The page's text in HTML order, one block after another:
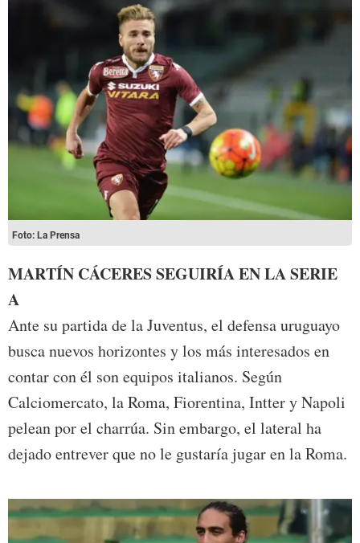
Foto: La Prensa
MARTÍN CÁCERES SEGUIRÍA EN LA SERIE
A
Ante su partida de la Juventus, el defensa uruguayo
busca nuevos horizontes y los más interesados en
contar con él son equipos italianos. Según
Calciomercato, la Roma, Fiorentina, Intter y Napoli
pelean por el charrúa. Sin embargo, el lateral ha
dejado entrever que no le gustaría jugar en la Roma.